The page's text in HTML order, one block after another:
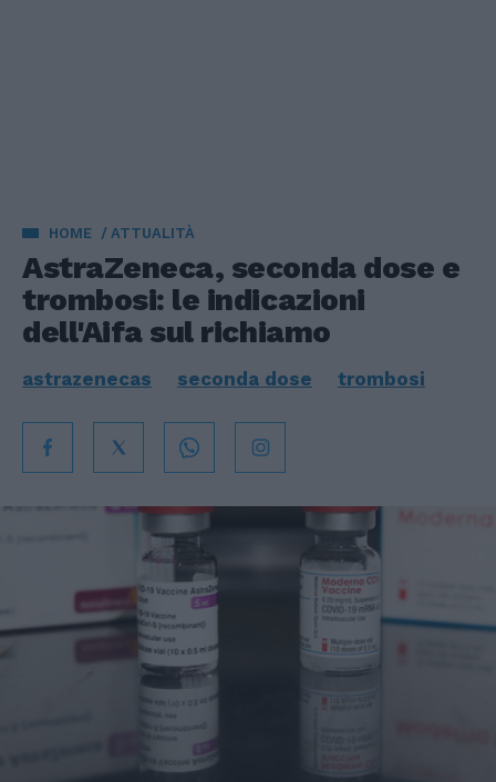
HOME ATTUALITÀ
AstraZeneca, seconda dose e
trombosi: le indicazioni
dell'Aifa sul richiamo
astrazenecas seconda dose trombosi